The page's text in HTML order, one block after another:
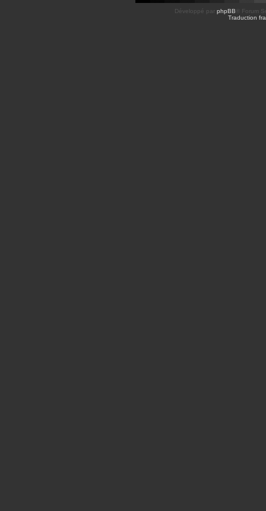
Développé par phpBB ® Forum
Traduction